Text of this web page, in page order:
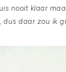
nooit klaar
daar zou ik